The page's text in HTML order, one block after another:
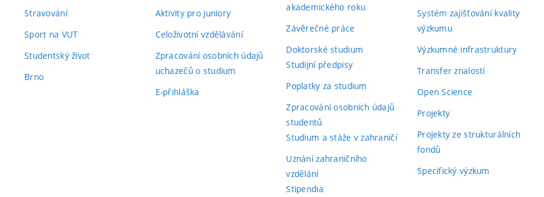
Stravování
Sport na VUT
Studentský život
Brno
Aktivity pro juniory
Celoživotní vzdělávání
Zpracování osobních údajů
uchazečů o studium
E-přihláška
akademického roku
Závěrečné práce
Doktorské studium
Studijní předpisy
Poplatky za studium
Zpracování osobních údajů
studentů
Studium a stáže v zahraničí
Uznání zahraničního
vzdělání
Stipendia
Systém zajišťování kvality
výzkumu
Výzkumné infrastruktury
Transfer znalostí
Open Science
Projekty
Projekty ze strukturálních
fondů
Specifický výzkum